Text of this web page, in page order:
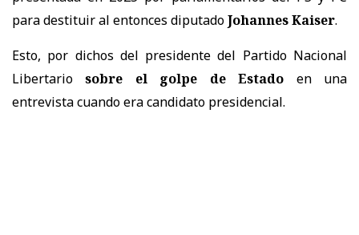
para destituir al entonces diputadoJohannes Kaiser.
Esto, por dichos del presidente del Partido Nacional
Libertario sobre el golpe de Estado en una
entrevista cuando era candidato presidencial.